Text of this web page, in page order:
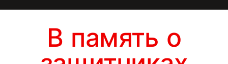
В память о